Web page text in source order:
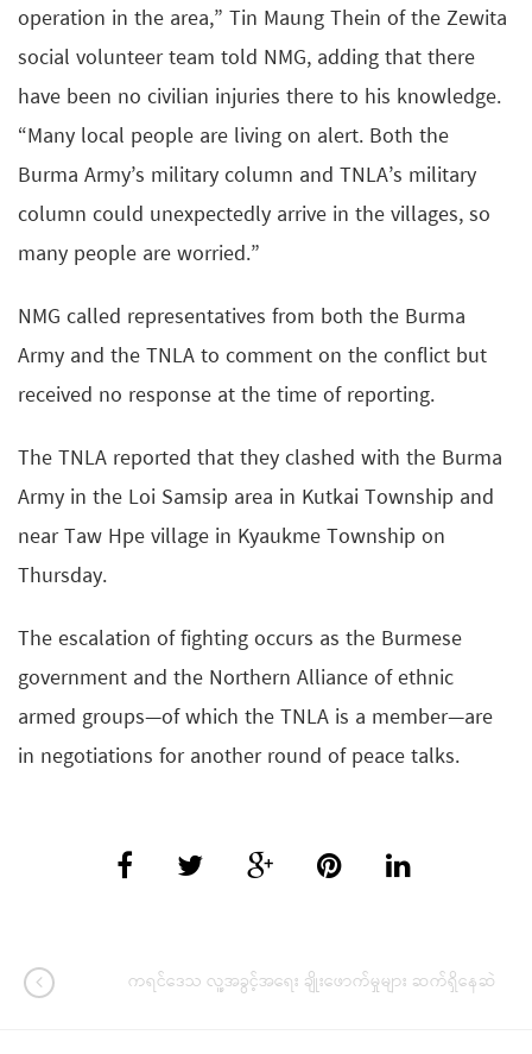
operation in the area,” Tin Maung Thein of the Zewita
social volunteer team told NMG, adding that there
have been no civilian injuries there to his knowledge.
“Many local people are living on alert. Both the
Burma Army’s military column and TNLA’s military
column could unexpectedly arrive in the villages, so
many people are worried.”
NMG called representatives from both the Burma
Army and the TNLA to comment on the conflict but
received no response at the time of reporting.
The TNLA reported that they clashed with the Burma
Army in the Loi Samsip area in Kutkai Township and
near Taw Hpe village in Kyaukme Township on
Thursday.
The escalation of fighting occurs as the Burmese
government and the Northern Alliance of ethnic
armed groups—of which the TNLA is a member—are
in negotiations for another round of peace talks.
ကရင်ဒေသ လူ့အခွင့်အရေး ချိုးဖောက်မှုများ ဆက်ရှိနေဆဲ